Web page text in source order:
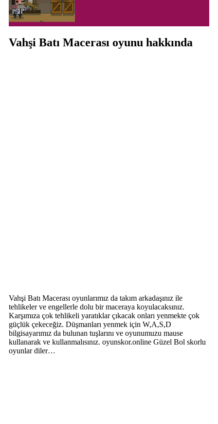
Vahşi Batı Macerası oyunu hakkında
Vahşi Batı Macerası oyunlarımız da takım arkadaşınız ile
tehlikeler ve engellerle dolu bir maceraya koyulacaksınız.
Karşımıza çok tehlikeli yaratıklar çıkacak onları yenmekte çok
güçlük çekeceğiz. Düşmanları yenmek için W,A,S,D
bilgisayarımız da bulunan tuşlarını ve oyunumuzu mause
kullanarak ve kullanmalısınız. oyunskor.online Güzel Bol skorlu
oyunlar diler…